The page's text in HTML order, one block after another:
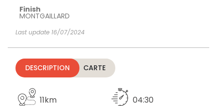
Finish
MONTGAILLARD
Last update 16/07/2024
DESCRIPTION CARTE
11km
04:30